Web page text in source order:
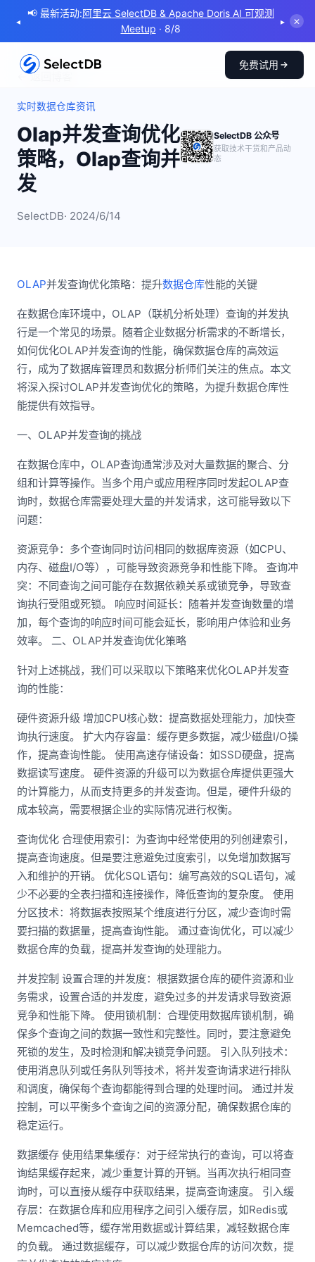
◂
📢 最新活动:阿里云 SelectDB & Apache Doris AI 可观测
Meetup · 8/8
▸ ✕
免费试用
← 返回博客
实时数据仓库资讯
Olap并发查询优化
策略，Olap查询并
发
SelectDB· 2024/6/14
SelectDB 公众号
获取技术干货和产品动
态
OLAP并发查询优化策略：提升数据仓库性能的关键
在数据仓库环境中，OLAP（联机分析处理）查询的并发执
行是一个常见的场景。随着企业数据分析需求的不断增长，
如何优化OLAP并发查询的性能，确保数据仓库的高效运
行，成为了数据库管理员和数据分析师们关注的焦点。本文
将深入探讨OLAP并发查询优化的策略，为提升数据仓库性
能提供有效指导。
一、OLAP并发查询的挑战
在数据仓库中，OLAP查询通常涉及对大量数据的聚合、分
组和计算等操作。当多个用户或应用程序同时发起OLAP查
询时，数据仓库需要处理大量的并发请求，这可能导致以下
问题：
资源竞争：多个查询同时访问相同的数据库资源（如CPU、
内存、磁盘I/O等），可能导致资源竞争和性能下降。 查询冲
突：不同查询之间可能存在数据依赖关系或锁竞争，导致查
询执行受阻或死锁。 响应时间延长：随着并发查询数量的增
加，每个查询的响应时间可能会延长，影响用户体验和业务
效率。 二、OLAP并发查询优化策略
针对上述挑战，我们可以采取以下策略来优化OLAP并发查
询的性能：
硬件资源升级 增加CPU核心数：提高数据处理能力，加快查
询执行速度。 扩大内存容量：缓存更多数据，减少磁盘I/O操
作，提高查询性能。 使用高速存储设备：如SSD硬盘，提高
数据读写速度。 硬件资源的升级可以为数据仓库提供更强大
的计算能力，从而支持更多的并发查询。但是，硬件升级的
成本较高，需要根据企业的实际情况进行权衡。
查询优化 合理使用索引：为查询中经常使用的列创建索引，
提高查询速度。但是要注意避免过度索引，以免增加数据写
入和维护的开销。 优化SQL语句：编写高效的SQL语句，减
少不必要的全表扫描和连接操作，降低查询的复杂度。 使用
分区技术：将数据表按照某个维度进行分区，减少查询时需
要扫描的数据量，提高查询性能。 通过查询优化，可以减少
数据仓库的负载，提高并发查询的处理能力。
并发控制 设置合理的并发度：根据数据仓库的硬件资源和业
务需求，设置合适的并发度，避免过多的并发请求导致资源
竞争和性能下降。 使用锁机制：合理使用数据库锁机制，确
保多个查询之间的数据一致性和完整性。同时，要注意避免
死锁的发生，及时检测和解决锁竞争问题。 引入队列技术：
使用消息队列或任务队列等技术，将并发查询请求进行排队
和调度，确保每个查询都能得到合理的处理时间。 通过并发
控制，可以平衡多个查询之间的资源分配，确保数据仓库的
稳定运行。
数据缓存 使用结果集缓存：对于经常执行的查询，可以将查
询结果缓存起来，减少重复计算的开销。当再次执行相同查
询时，可以直接从缓存中获取结果，提高查询速度。 引入缓
存层：在数据仓库和应用程序之间引入缓存层，如Redis或
Memcached等，缓存常用数据或计算结果，减轻数据仓库
的负载。 通过数据缓存，可以减少数据仓库的访问次数，提